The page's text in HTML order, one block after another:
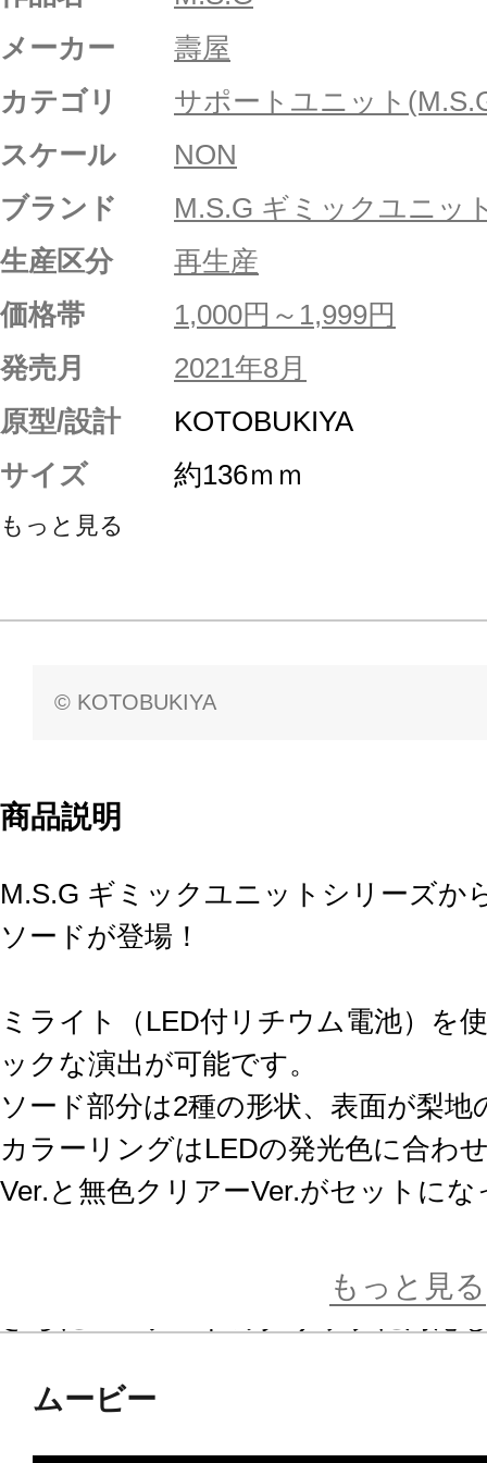
メーカー
壽屋
カテゴリ
サポートユニット
スケール
NON
ブランド
M.S.G ギミックユニッ
生産区分
再生産
価格帯
1,000円～1,999円
発売月
2021年8月
原型/設計
KOTOBUKIYA
サイズ
約136ｍｍ
もっと見る
© KOTOBUKIYA
商品説明
M.S.G ギミックユニットシリーズか
ソードが登場！
ミライト（LED付リチウム電池）を
ックな演出が可能です。
ソード部分は2種の形状、表面が梨
カラーリングはLEDの発光色に合わ
Ver.と無色クリアーVer.がセットに
装派モデラー用となっており自由に
手首には角度が付いておりケレン味
もっと見る
ムービー